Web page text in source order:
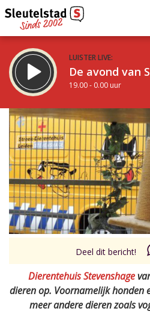
LUISTER LIVE:
De avond van
19.00 - 0.00 uur
STRAKS:
De nacht van Sleutelstad
0.00 - 6.00 uur
Vorig uur
uur 1 van
Inklappen
Deel dit bericht!
Dierentehuis Stevenshage
dieren op. Voornamelijk honden
meer andere dieren zoals